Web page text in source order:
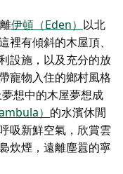
伊頓（Eden） 以北
有傾斜的木屋頂、
設施，以及充分的放
寵物入住的鄉村風格
想中的木屋夢想成
） 的水濱休閒
吸新鮮空氣，欣賞雲
炊煙，遠離塵囂的寧